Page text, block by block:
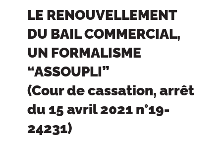
LE RENOUVELLEMENT
DU BAIL COMMERCIAL,
UN FORMALISME
“ASSOUPLI”
(Cour de cassation, arrêt
du 15 avril 2021 n°19-
24231)